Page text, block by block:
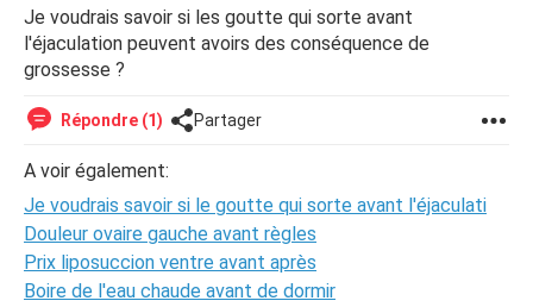
Je voudrais savoir si les goutte qui sorte avant
l'éjaculation peuvent avoirs des conséquence de
grossesse ?
Répondre (1) Partager
A voir également:
Je voudrais savoir si le goutte qui sorte avant l'éjaculati
Douleur ovaire gauche avant règles
Prix liposuccion ventre avant après
Boire de l'eau chaude avant de dormir